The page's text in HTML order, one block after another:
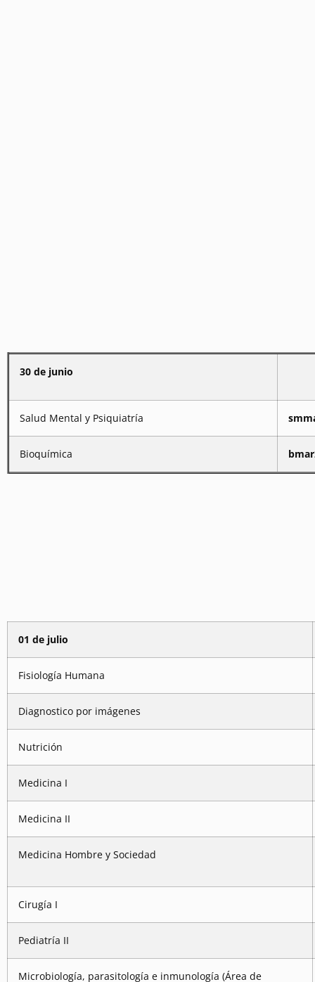
30 de junio
Salud Mental y Psiquiatría
Bioquímica
01 de julio
Fisiología Humana
Diagnostico por imágenes
Nutrición
Medicina I
Medicina II
Medicina Hombre y Sociedad
Cirugía I
Pediatría II
Microbiología, parasitología e inmunología (Área de